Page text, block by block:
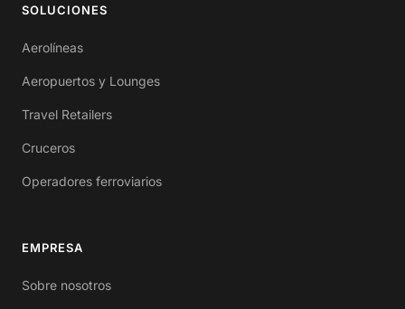
SOLUCIONES
Aerolíneas
Aeropuertos y Lounges
Travel Retailers
Cruceros
Operadores ferroviarios
EMPRESA
Sobre nosotros